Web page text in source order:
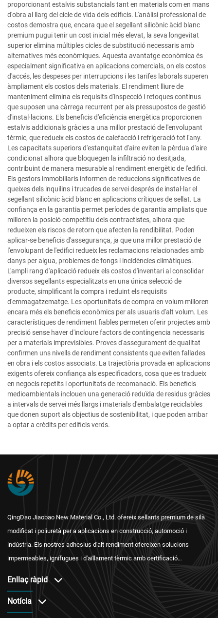
proporcionant estalvis substancials tant en materials com en mans
d'obra al llarg del cicle de vida dels edificis. L'anàlisi professional de
costos demostra que, encara que el segellant silicònic àcid blanc
premium pugui tenir un cost inicial més elevat, la seva longevitat
superior elimina múltiples cicles de substitució necessaris amb
alternatives més econòmiques. Aquesta avantatge econòmica és
especialment significativa en aplicacions comercials, on els costos
d'accés, les despeses per interrupcions i les tarifes laborals superen
àmpliament els costos dels materials. El rendiment lliure de
manteniment elimina els requisits d'inspecció i retoques continus
que suposen una càrrega recurrent per als pressupostos de gestió
d'instal·lacions. Els beneficis d'eficiència energètica proporcionen
estalvis addicionals gràcies a una millor prestació de l'envolupant
tèrmic, que redueix els costos de calefacció i refrigeració tot l'any.
Les capacitats superiors d'estanquitat d'aire eviten la pèrdua d'aire
condicionat alhora que bloquegen la infiltració no desitjada,
contribuint de manera mesurable al rendiment energètic de l'edifici.
Els gestors immobiliaris informen de reduccions significatives de
queixes dels inquilins i trucades de servei després de instal·lar el
segellant silicònic àcid blanc en aplicacions crítiques de sellat. La
confiança en la garantia permet períodes de garantia ampliats que
milloren la posició competitiu dels contractistes, alhora que
redueixen els riscos de retorn que afecten la rendibilitat. Poden
aplicar-se beneficis d'assegurança, ja que una millor prestació de
l'envolupant de l'edifici redueix les reclamacions relacionades amb
danys per aigua, problemes de fongs i incidències climàtiques.
L'ampli rang d'aplicació redueix els costos d'inventari al consolidar
diversos segellants especialitzats en una única selecció de
producte, simplificant la compra i reduint els requisits
d'emmagatzematge. Les oportunitats de compra en volum milloren
encara més els beneficis econòmics per als usuaris d'alt volum. Les
característiques de rendiment fiables permeten oferir projectes amb
precisió sense haver d'incloure factors de contíngencia necessaris
per a materials imprevisibles. Proves d'assegurament de qualitat
confirmen uns nivells de rendiment consistents que eviten fallades
en obra i els costos associats. La trajectòria provada en aplicacions
exigents ofereix confiança als especificadors, cosa que es tradueix
en negocis repetits i oportunitats de recomanació. Els beneficis
medioambientals inclouen una generació reduïda de residus gràcies
a intervals de servei més llargs i materials d'embalatge reciclables
que donen suport als objectius de sostenibilitat, i que poden arribar
a optar a crèdits per edificis verds.
QingDao Jiaobao New Material Co., Ltd. ofereix sellants premium de silà
modificat i poliuretà per a aplicacions en construcció, automoció i
indústria. Els nostres adhesius d'alt rendiment ofereixen solucions
impermeables, ignífugues i d'aïllament tèrmic amb certificació
Enllaç ràpid
Notícia